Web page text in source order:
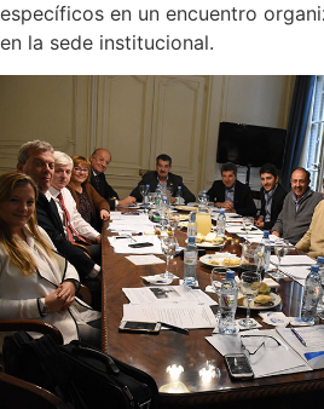
específicos en un encuentro
en la sede institucional.